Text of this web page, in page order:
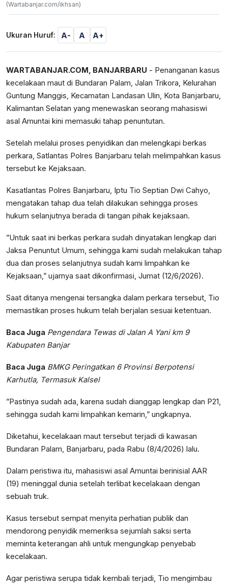
(Wartabanjar.com/ikhsan)
Ukuran Huruf: A- A A+
WARTABANJAR.COM, BANJARBARU - Penanganan kasus
kecelakaan maut di Bundaran Palam, Jalan Trikora, Kelurahan
Guntung Manggis, Kecamatan Landasan Ulin, Kota Banjarbaru,
Kalimantan Selatan yang menewaskan seorang mahasiswi
asal Amuntai kini memasuki tahap penuntutan.
Setelah melalui proses penyidikan dan melengkapi berkas
perkara, Satlantas Polres Banjarbaru telah melimpahkan kasus
tersebut ke Kejaksaan.
Kasatlantas Polres Banjarbaru, Iptu Tio Septian Dwi Cahyo,
mengatakan tahap dua telah dilakukan sehingga proses
hukum selanjutnya berada di tangan pihak kejaksaan.
”Untuk saat ini berkas perkara sudah dinyatakan lengkap dari
Jaksa Penuntut Umum, sehingga kami sudah melakukan tahap
dua dan proses selanjutnya sudah kami limpahkan ke
Kejaksaan,” ujarnya saat dikonfirmasi, Jumat (12/6/2026).
Saat ditanya mengenai tersangka dalam perkara tersebut, Tio
memastikan proses hukum telah berjalan sesuai ketentuan.
Baca Juga Pengendara Tewas di Jalan A Yani km 9
Kabupaten Banjar
Baca Juga BMKG Peringatkan 6 Provinsi Berpotensi
Karhutla, Termasuk Kalsel
”Pastinya sudah ada, karena sudah dianggap lengkap dan P21,
sehingga sudah kami limpahkan kemarin,” ungkapnya.
Diketahui, kecelakaan maut tersebut terjadi di kawasan
Bundaran Palam, Banjarbaru, pada Rabu (8/4/2026) lalu.
Dalam peristiwa itu, mahasiswi asal Amuntai berinisial AAR
(19) meninggal dunia setelah terlibat kecelakaan dengan
sebuah truk.
Kasus tersebut sempat menyita perhatian publik dan
mendorong penyidik memeriksa sejumlah saksi serta
meminta keterangan ahli untuk mengungkap penyebab
kecelakaan.
Agar peristiwa serupa tidak kembali terjadi, Tio mengimbau